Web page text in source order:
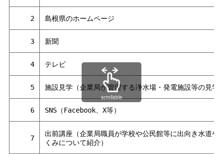
2 島根県のホームページ
3 新聞
4 テレビ
5 施設見学（企業局が管理する浄水場・発電施設等の見学
6 SNS（Facebook、X等）
7
出前講座（企業局職員が学校や公民館等に出向き水道や
くみについて紹介）
scrollable